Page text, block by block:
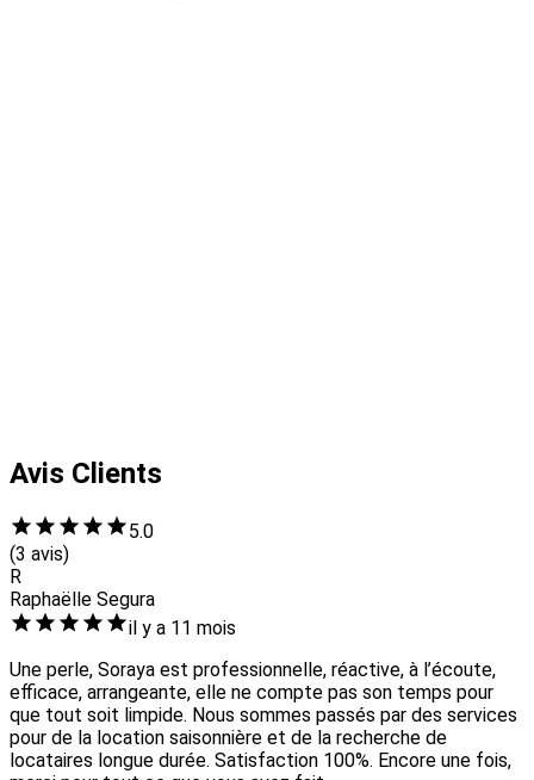
Avis Clients
5.0
(3 avis)
R
Raphaëlle Segura
il y a 11 mois
Une perle, Soraya est professionnelle, réactive, à l’écoute,
efficace, arrangeante, elle ne compte pas son temps pour
que tout soit limpide. Nous sommes passés par des services
pour de la location saisonnière et de la recherche de
locataires longue durée. Satisfaction 100%. Encore une fois,